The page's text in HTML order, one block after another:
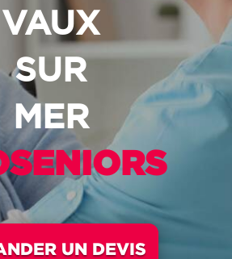
VAUX
SUR
MER
UN DEVIS